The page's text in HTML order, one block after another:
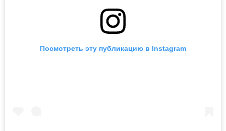
Посмотреть эту публикацию в Instagram